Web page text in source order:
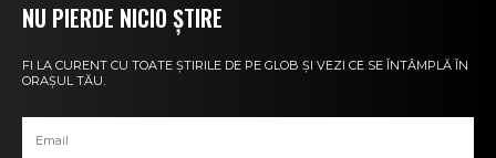
NU PIERDE NICIO ȘTIRE
FI LA CURENT CU TOATE ȘTIRILE DE PE GLOB ȘI VEZI CE SE ÎNTÂMPLĂ ÎN
ORAȘUL TĂU.